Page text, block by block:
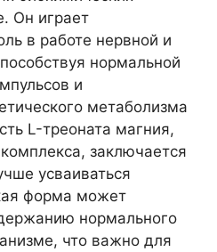
Он играет
в работе нервной и
нормальной
и
метаболизма
L-треоната магния,
заключается
усваиваться
форма может
нормального
что важно для